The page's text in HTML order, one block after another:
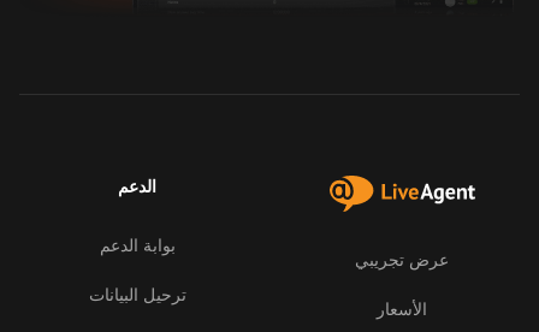
عرض تجريبي
الأسعار
الدعم
بوابة الدعم
ترحيل البيانات